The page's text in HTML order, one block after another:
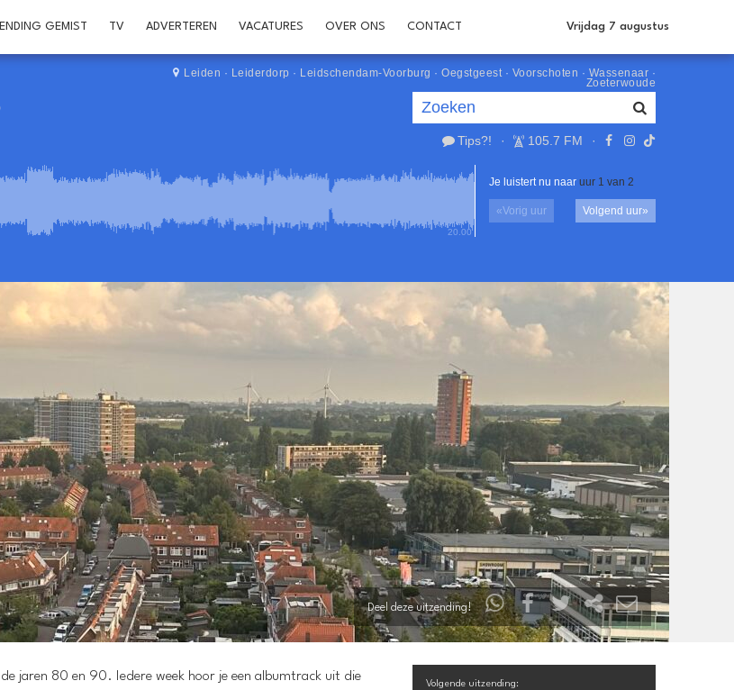
GEMIST TV ADVERTEREN VACATURES OVER ONS CONTACT Vrijdag 7 augustus
Leiden · Leiderdorp · Leidschendam-Voorburg · Oegstgeest· Voorschoten · Wassenaar ·
Zoeterwoude
Tips?! · 105.7 FM ·
20.00
Je luistert nu naar uur 1 van 2
«Vorig uur Volgend uur»
Deel deze uitzending!
jaren 80 en 90. Iedere week hoor je een albumtrack uit die
Volgende uitzending: